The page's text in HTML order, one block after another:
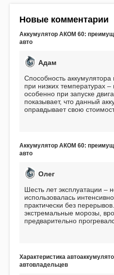
Новые комментарии
Аккумулятор АКОМ 60:
авто
Адам
Способность
при низких температурах
особенно при запуске
показывает, что данный
оправдывает свою
пожалел. Считаю, что это
Аккумулятор АКОМ 60:
авто
Олег
Шесть лет эксплуатации
использовалась
практически без
экстремальные морозы,
предварительно
использования не было
EFB 75. Судя по
превосходит предыдущую
Характеристика
автовладельцев